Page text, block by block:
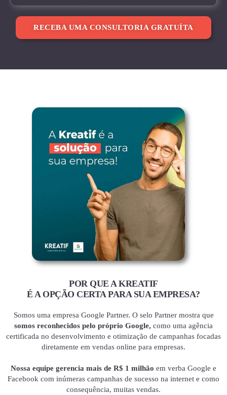
RECEBA UMA CONSULTORIA GRATUÍTA
POR QUE A KREATIF
É A OPÇÃO CERTA PARA SUA EMPRESA?
Somos uma empresa Google Partner. O selo Partner mostra que
somos reconhecidos pelo próprio Google, como uma agência
certificada no desenvolvimento e otimização de campanhas focadas
diretamente em vendas online para empresas.
Nossa equipe gerencia mais de R$ 1 milhão em verba Google e
Facebook com inúmeras campanhas de sucesso na internet e como
consequência, muitas vendas.